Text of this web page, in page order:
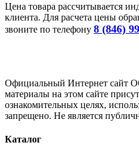
Цена товара рассчитывается
клиента. Для расчета цены
звоните по телефону 8 (846)
Официальный Интернет сайт
материалы на этом сайте
ознакомительных целях,
запрещено. Не является
Каталог